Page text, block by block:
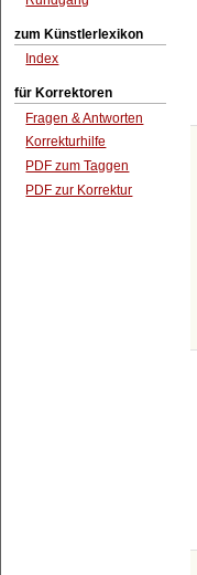
zum Künstlerlexikon
Index
für Korrektoren
Fragen & Antworten
Korrekturhilfe
PDF zum Taggen
PDF zur Korrektur